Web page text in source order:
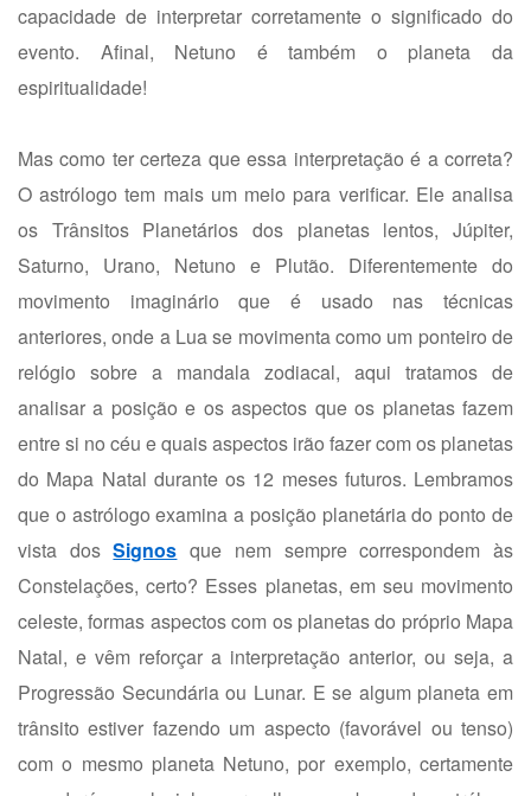
capacidade de interpretar corretamente o significado do
evento. Afinal, Netuno é também o planeta da
espiritualidade!
Mas como ter certeza que essa interpretação é a correta?
O astrólogo tem mais um meio para verificar. Ele analisa
os Trânsitos Planetários dos planetas lentos, Júpiter,
Saturno, Urano, Netuno e Plutão. Diferentemente do
movimento imaginário que é usado nas técnicas
anteriores, onde a Lua se movimenta como um ponteiro de
relógio sobre a mandala zodiacal, aqui tratamos de
analisar a posição e os aspectos que os planetas fazem
entre si no céu e quais aspectos irão fazer com os planetas
do Mapa Natal durante os 12 meses futuros. Lembramos
que o astrólogo examina a posição planetária do ponto de
vista dosSignos que nem sempre correspondem às
Constelações, certo? Esses planetas, em seu movimento
celeste, formas aspectos com os planetas do próprio Mapa
Natal, e vêm reforçar a interpretação anterior, ou seja, a
Progressão Secundária ou Lunar. E se algum planeta em
trânsito estiver fazendo um aspecto (favorável ou tenso)
com o mesmo planeta Netuno, por exemplo, certamente